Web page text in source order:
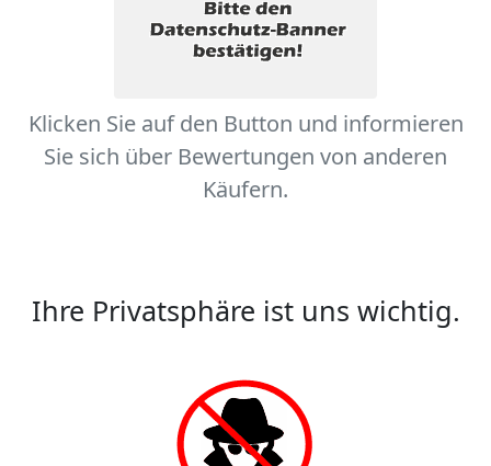
Klicken Sie auf den Button und informieren
Sie sich über Bewertungen von anderen
Käufern.
Ihre Privatsphäre ist uns wichtig.